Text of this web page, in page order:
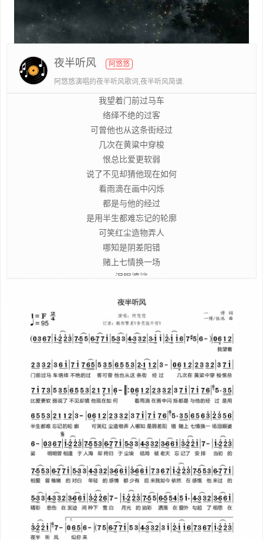
夜半听风 阿悠悠
阿悠悠演唱的夜半听风歌词,夜半听风简谱.
我望着门前过马车
络绎不绝的过客
可曾他也从这条街经过
几次在黄粱中穿梭
恨总比爱更软弱
说了不见却猜他现在如何
看雨滴在画中闪烁
都是与他的经过
是用半生都难忘记的轮廓
可笑红尘造物弄人
哪知是阴差阳错
赌上七情换一场
泪眼婆娑
却终归于尘埃
结局被老天忘记了安排
当初的相爱
年轻的感情都少有后来
我如今依然在感慨
他来过的精彩
悲伤在发迹间种下雪白
月光的油彩
洒落在窗外
勾起了相思在夜半听风
似你来
看雨滴在画中闪烁
都是与他的经过
是用半生都难忘记的轮廓
可笑红尘造物弄人